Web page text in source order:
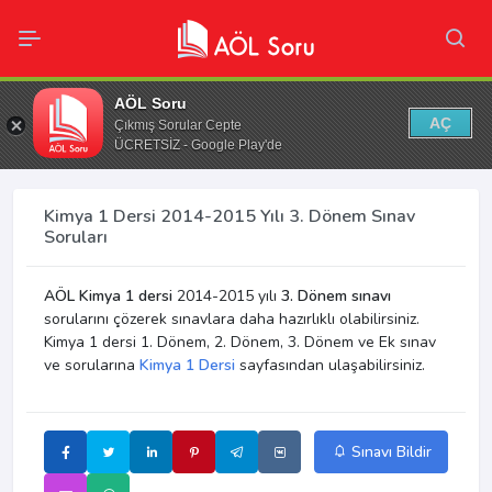
AÖL Soru
Çıkmış Sorular Cepte
ÜCRETSİZ - Google Play'de
AÇ
Kimya 1 Dersi 2014-2015 Yılı 3. Dönem Sınav
Soruları
AÖL Kimya 1 dersi 2014-2015 yılı 3. Dönem sınavı
sorularını çözerek sınavlara daha hazırlıklı olabilirsiniz.
Kimya 1 dersi 1. Dönem, 2. Dönem, 3. Dönem ve Ek sınav
ve sorularına Kimya 1 Dersi sayfasından ulaşabilirsiniz.
Sınavı Bildir